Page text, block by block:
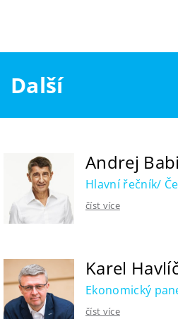
Další
Andrej
Hlavní řečník/
číst více
Karel
Ekonomický
číst více